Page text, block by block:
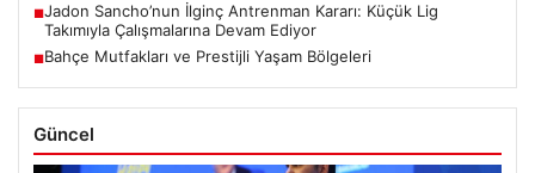
■Jadon Sancho’nun İlginç Antrenman Kararı: Küçük Lig
Takımıyla Çalışmalarına Devam Ediyor
■Bahçe Mutfakları ve Prestijli Yaşam Bölgeleri
Güncel